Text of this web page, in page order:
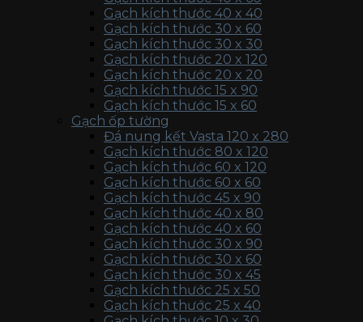
Gạch kích thước 40 x 40
Gạch kích thước 30 x 60
Gạch kích thước 30 x 30
Gạch kích thước 20 x 120
Gạch kích thước 20 x 20
Gạch kích thước 15 x 90
Gạch kích thước 15 x 60
Gạch ốp tường
Đá nung kết Vasta 120 x 280
Gạch kích thước 80 x 120
Gạch kích thước 60 x 120
Gạch kích thước 60 x 60
Gạch kích thước 45 x 90
Gạch kích thước 40 x 80
Gạch kích thước 40 x 60
Gạch kích thước 30 x 90
Gạch kích thước 30 x 60
Gạch kích thước 30 x 45
Gạch kích thước 25 x 50
Gạch kích thước 25 x 40